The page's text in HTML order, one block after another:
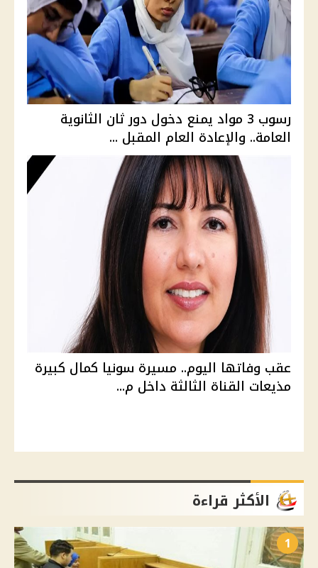
رسوب 3 مواد يمنع دخول دور ثان الثانوية
العامة.. والإعادة العام المقبل ...
عقب وفاتها اليوم.. مسيرة سونيا كمال كبيرة
مذيعات القناة الثالثة داخل م...
الأكثر قراءة
1